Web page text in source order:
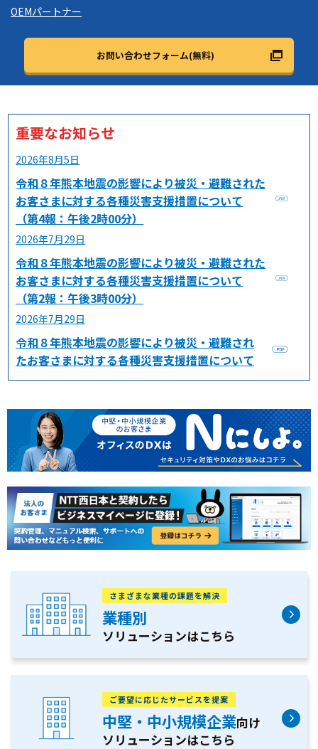
OEMパートナー
お問い合わせフォーム(無料)
重要なお知らせ
2026年8月5日
令和８年熊本地震の影響により被災・避難された
お客さまに対する各種災害支援措置について
（第4報：午後2時00分）
2026年7月29日
令和８年熊本地震の影響により被災・避難された
お客さまに対する各種災害支援措置について
（第2報：午後3時00分）
2026年7月29日
令和８年熊本地震の影響により被災・避難され
たお客さまに対する各種災害支援措置について
さまざまな業種の課題を解決
業種別
ソリューションはこちら
ご要望に応じたサービスを提案
中堅・中小規模企業向け
ソリューションはこちら